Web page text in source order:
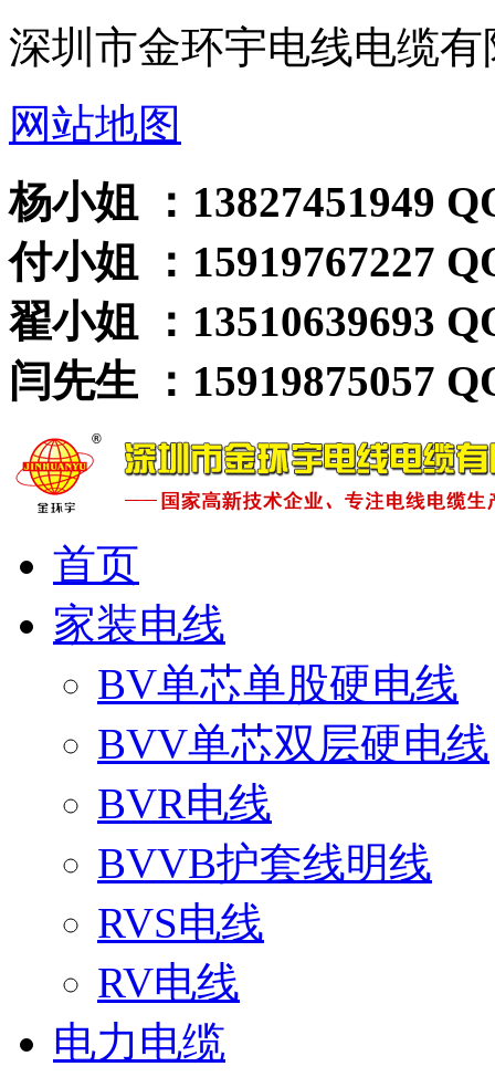
深圳市金环宇电线电缆有
网站地图
杨小姐 ：13827451949
付小姐 ：15919767227
翟小姐 ：13510639693
闫先生 ：15919875057
首页
家装电线
BV单芯单股硬电线
BVV单芯双层硬电线
BVR电线
BVVB护套线明线
RVS电线
RV电线
电力电缆